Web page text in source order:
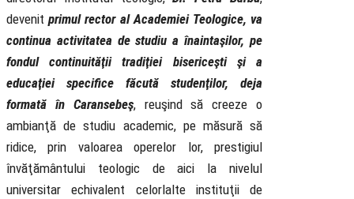
devenitprimul rector al Academiei Teologice, va
continua activitatea de studiu a înaintaşilor, pe
fondul continuităţii tradiţiei bisericeşti şi a
educaţiei specifice făcută studenţilor, deja
formată în Caransebeş, reuşind să creeze o
ambianţă de studiu academic, pe măsură să
ridice, prin valoarea operelor lor, prestigiul
învăţământului teologic de aici la nivelul
universitar echivalent celorlalte instituţii de